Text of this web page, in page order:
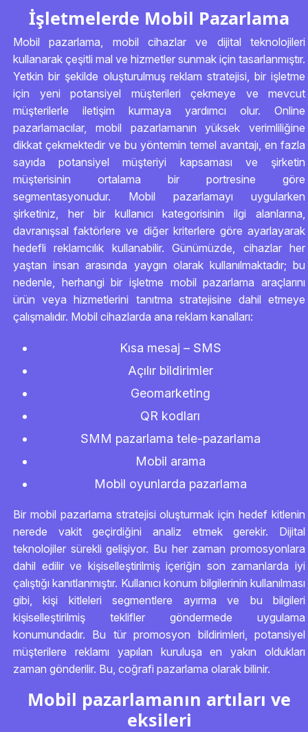
İşletmelerde Mobil Pazarlama
Mobil pazarlama, mobil cihazlar ve dijital teknolojileri
kullanarak çeşitli mal ve hizmetler sunmak için tasarlanmıştır.
Yetkin bir şekilde oluşturulmuş reklam stratejisi, bir işletme
için yeni potansiyel müşterileri çekmeye ve mevcut
müşterilerle iletişim kurmaya yardımcı olur. Online
pazarlamacılar, mobil pazarlamanın yüksek verimliliğine
dikkat çekmektedir ve bu yöntemin temel avantajı, en fazla
sayıda potansiyel müşteriyi kapsaması ve şirketin
müşterisinin ortalama bir portresine göre
segmentasyonudur. Mobil pazarlamayı uygularken
şirketiniz, her bir kullanıcı kategorisinin ilgi alanlarına,
davranışsal faktörlere ve diğer kriterlere göre ayarlayarak
hedefli reklamcılık kullanabilir. Günümüzde, cihazlar her
yaştan insan arasında yaygın olarak kullanılmaktadır; bu
nedenle, herhangi bir işletme mobil pazarlama araçlarını
ürün veya hizmetlerini tanıtma stratejisine dahil etmeye
çalışmalıdır. Mobil cihazlarda ana reklam kanalları:
Kısa mesaj – SMS
Açılır bildirimler
Geomarketing
QR kodları
SMM pazarlama tele-pazarlama
Mobil arama
Mobil oyunlarda pazarlama
Bir mobil pazarlama stratejisi oluşturmak için hedef kitlenin
nerede vakit geçirdiğini analiz etmek gerekir. Dijital
teknolojiler sürekli gelişiyor. Bu her zaman promosyonlara
dahil edilir ve kişiselleştirilmiş içeriğin son zamanlarda iyi
çalıştığı kanıtlanmıştır. Kullanıcı konum bilgilerinin kullanılması
gibi, kişi kitleleri segmentlere ayırma ve bu bilgileri
kişiselleştirilmiş teklifler göndermede uygulama
konumundadır. Bu tür promosyon bildirimleri, potansiyel
müşterilere reklamı yapılan kuruluşa en yakın oldukları
zaman gönderilir. Bu, coğrafi pazarlama olarak bilinir.
Mobil pazarlamanın artıları ve
eksileri